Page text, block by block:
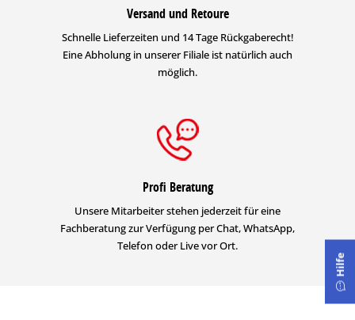
Versand und Retoure
Schnelle Lieferzeiten und 14 Tage Rückgaberecht!
Eine Abholung in unserer Filiale ist natürlich auch
möglich.
Profi Beratung
Unsere Mitarbeiter stehen jederzeit für eine
Fachberatung zur Verfügung per Chat, WhatsApp,
Telefon oder Live vor Ort.
Hilfe